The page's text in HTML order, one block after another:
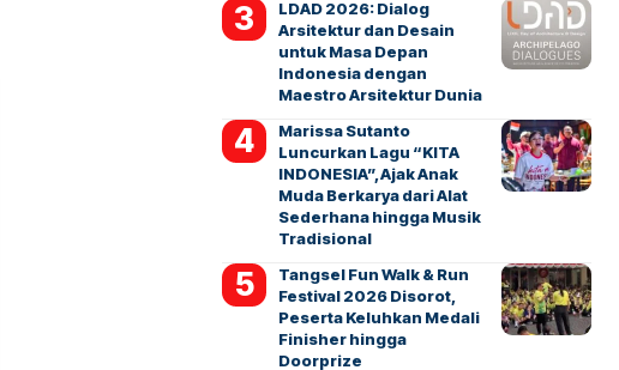
LDAD 2026: Dialog
Arsitektur dan Desain
untuk Masa Depan
Indonesia dengan
Maestro Arsitektur Dunia
Marissa Sutanto
Luncurkan Lagu “KITA
INDONESIA”, Ajak Anak
Muda Berkarya dari Alat
Sederhana hingga Musik
Tradisional
Tangsel Fun Walk & Run
Festival 2026 Disorot,
Peserta Keluhkan Medali
Finisher hingga
Doorprize